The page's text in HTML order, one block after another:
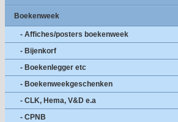
Boekenweek
- Affiches/posters boekenweek
- Bijenkorf
- Boekenlegger etc
- Boekenweekgeschenken
- CLK, Hema, V&D e.a
- CPNB